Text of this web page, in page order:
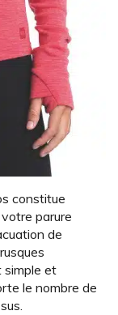
constitue
parure
de
simple et
le nombre de